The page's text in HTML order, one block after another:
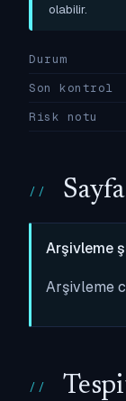
olabilir.
Durum
Son kontrol
Risk notu
Arşivleme
Arşivleme